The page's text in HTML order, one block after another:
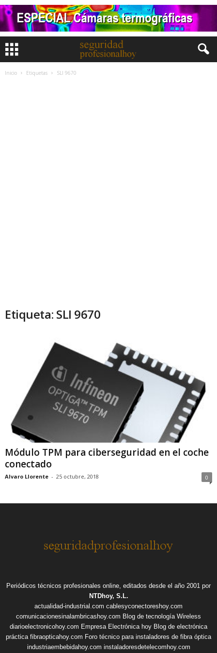
Inicio Etiquetas SLI 9670
Etiqueta: SLI 9670
Módulo TPM para ciberseguridad en el coche
conectado
Alvaro Llorente - 25 octubre, 2018 0
Periódicos técnicos profesionales online, editados desde el año 2001 por
NTDhoy, S.L.
actualidad-industrial.com cablesyconectoreshoy.com
comunicacionesinalambricashoy.com Blog de tecnología Wireless
diarioelectronicohoy.com Empresa Electrónica hoy Blog de electrónica
práctica fibraopticahoy.com Foro técnico para instaladores de fibra óptica
industriaembebidahoy.com instaladoresdetelecomhoy.com